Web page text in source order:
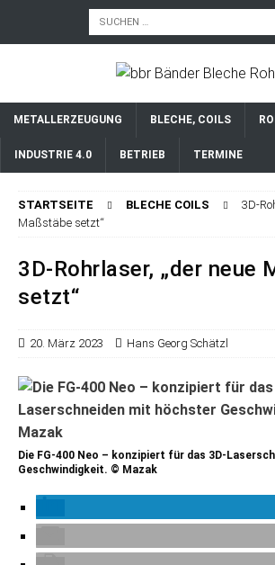
METALLERZEUGUNG BLECHE, COILS
INDUSTRIE 4.0 BETRIEB TERMINE
STARTSEITE BLECHE COILS
3D-
Maßstäbe setzt“
3D-Rohrlaser, „der neue
setzt“
20. März 2023 Hans Georg Schätzl
Die FG-400 Neo – konzipiert für das 3D-
Geschwindigkeit. © Mazak